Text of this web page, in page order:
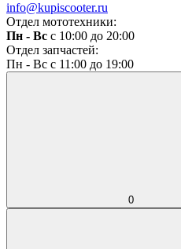
info@kupiscooter.ru
Отдел мототехники:
Пн - Вс с 10:00 до 20:00
Отдел запчастей:
Пн - Вс с 11:00 до 19:00
0